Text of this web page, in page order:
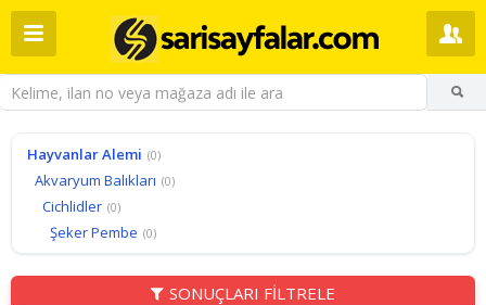
Hayvanlar Alemi (0)
Akvaryum Balıkları (0)
Cichlidler (0)
Şeker Pembe (0)
SONUÇLARI FİLTRELE